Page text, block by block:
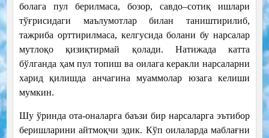
болага пул берилмаса, бозор, савдо–сотиқ ишлари
тўғрисидаги маълумотлар билан таништирилиб,
тажриба орттирилмаса, келгусида болани бу нарсалар
мутлоқо қизиқтирмай қолади. Натижада катта
бўлганда ҳам пул топиш ва оилага керакли нарсаларни
харид қилишда анчагина муаммолар юзага келиши
мумкин.
Шу ўринда ота-оналарга баъзи бир нарсаларга эътибор
беришларини айтмоқчи эдик. Кўп оилаларда маблағни